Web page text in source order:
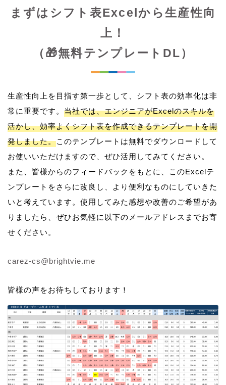
まずはシフト表Excelから生産性向
上！
（🎁無料テンプレートDL）
生産性向上を目指す第一歩として、シフト表の効率化は非
常に重要です。 当社では、エンジニアがExcelのスキルを
活かし、効率よくシフト表を作成できるテンプレートを開
発しました。このテンプレートは無料でダウンロードして
お使いいただけますので、ぜひ活用してみてください。
また、皆様からのフィードバックをもとに、このExcelテ
ンプレートをさらに改良し、より便利なものにしていきた
いと考えています。使用してみた感想や改善のご希望があ
りましたら、ぜひお気軽に以下のメールアドレスまでお寄
せください。
carez-cs@brightvie.me
皆様の声をお待ちしております！